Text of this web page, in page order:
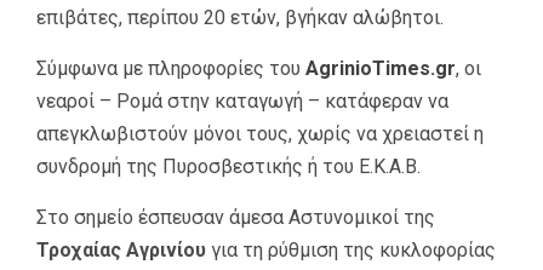
επιβάτες, περίπου 20 ετών, βγήκαν αλώβητοι.
Σύμφωνα με πληροφορίες του AgrinioTimes.gr, οι
νεαροί – Ρομά στην καταγωγή – κατάφεραν να
απεγκλωβιστούν μόνοι τους, χωρίς να χρειαστεί η
συνδρομή της Πυροσβεστικής ή του Ε.Κ.Α.Β.
Στο σημείο έσπευσαν άμεσα Αστυνομικοί της
Τροχαίας Αγρινίου για τη ρύθμιση της κυκλοφορίας